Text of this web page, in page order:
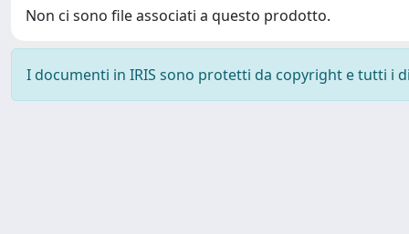
Non ci sono file associati a questo prodotto.
I documenti in IRIS sono protetti da copyright e tutti i